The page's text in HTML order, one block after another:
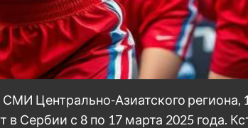
Центрально-Азиатского региона,
Сербии с 8 по 17 марта 2025 года.